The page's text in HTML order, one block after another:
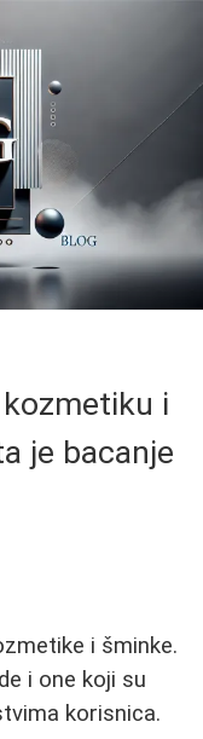
i
je bacanje
i šminke.
i one koji su
korisnica.